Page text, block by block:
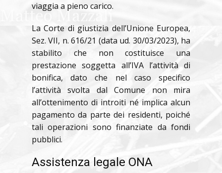
viaggia a pieno carico.
La Corte di giustizia dell’Unione Europea,
Sez. VII, n. 616/21 (data ud. 30/03/2023), ha
stabilito che non costituisce una
prestazione soggetta all’IVA l’attività di
bonifica, dato che nel caso specifico
l’attività svolta dal Comune non mira
all’ottenimento di introiti né implica alcun
pagamento da parte dei residenti, poiché
tali operazioni sono finanziate da fondi
pubblici.
Assistenza legale ONA